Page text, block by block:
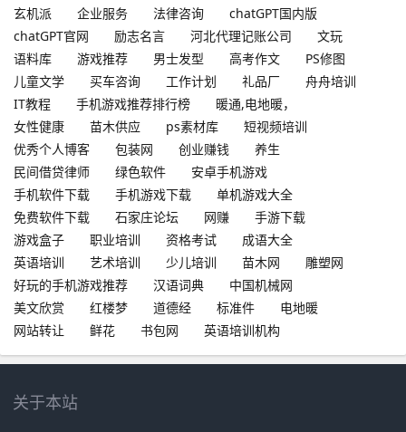
玄机派
企业服务 法律咨询
chatGPT国内版
chatGPT官网
励志名言 河北代理记账公司
文玩
语料库
游戏推荐 男士发型 高考作文
PS修图
儿童文学
买车咨询 工作计划 礼品厂
舟舟培训
IT教程
手机游戏推荐排行榜
暖通,电地暖，
女性健康
苗木供应 ps素材库
短视频培训
优秀个人博客
包装网 创业赚钱
养生
民间借贷律师
绿色软件
安卓手机游戏
手机软件下载
手机游戏下载
单机游戏大全
免费软件下载
石家庄论坛 网赚
手游下载
游戏盒子
职业培训 资格考试
成语大全
英语培训
艺术培训 少儿培训 苗木网
雕塑网
好玩的手机游戏推荐
汉语词典
中国机械网
美文欣赏
红楼梦 道德经 标准件
电地暖
网站转让
鲜花 书包网 英语培训机构
关于本站